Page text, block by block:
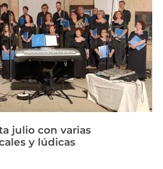
julio con varias
y lúdicas